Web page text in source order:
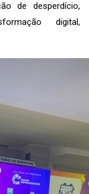
de desperdício,
digital,